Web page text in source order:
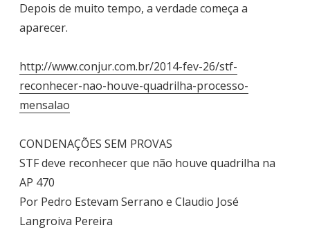
Depois de muito tempo, a verdade começa a
aparecer.
http://www.conjur.com.br/2014-fev-26/stf-
reconhecer-nao-houve-quadrilha-processo-
mensalao
CONDENAÇÕES SEM PROVAS
STF deve reconhecer que não houve quadrilha na
AP 470
Por Pedro Estevam Serrano e Claudio José
Langroiva Pereira